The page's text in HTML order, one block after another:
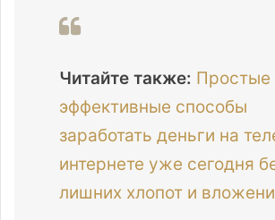
Читайте также: Простые
эффективные способы
заработать деньги на
интернете уже сегодня
лишних хлопот и